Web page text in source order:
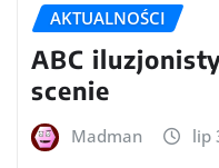
AKTUALNOŚCI
ABC
scenie
Madman lip